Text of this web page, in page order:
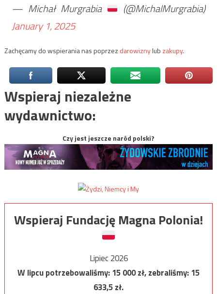
— Michał Murgrabia
(@MichalMurgrabia)
January 1, 2025
Zachęcamy do wspierania nas poprzez darowiznylub zakupy.
Wspieraj niezależne
wydawnictwo:
Czy jest jeszcze naród polski?
Wspieraj Fundację Magna Polonia!
Lipiec 2026
W lipcu potrzebowaliśmy:15 000zł, zebraliśmy:15
633,5zł.